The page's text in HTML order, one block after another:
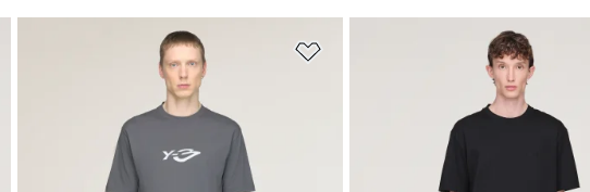
Pridať do zoznamu želaných položiek Pridať do zoznamu želaných